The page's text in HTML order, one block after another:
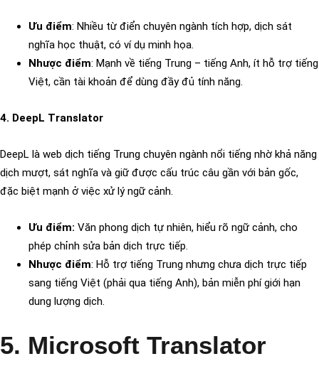
Ưu điểm: Nhiều từ điển chuyên ngành tích hợp, dịch sát
nghĩa học thuật, có ví dụ minh họa.
Nhược điểm: Mạnh về tiếng Trung – tiếng Anh, ít hỗ trợ tiếng
Việt, cần tài khoản để dùng đầy đủ tính năng.
4. DeepL Translator
DeepL là web dịch tiếng Trung chuyên ngành nổi tiếng nhờ khả năng
dịch mượt, sát nghĩa và giữ được cấu trúc câu gần với bản gốc,
đặc biệt mạnh ở việc xử lý ngữ cảnh.
Ưu điểm: Văn phong dịch tự nhiên, hiểu rõ ngữ cảnh, cho
phép chỉnh sửa bản dịch trực tiếp.
Nhược điểm: Hỗ trợ tiếng Trung nhưng chưa dịch trực tiếp
sang tiếng Việt (phải qua tiếng Anh), bản miễn phí giới hạn
dung lượng dịch.
5. Microsoft Translator